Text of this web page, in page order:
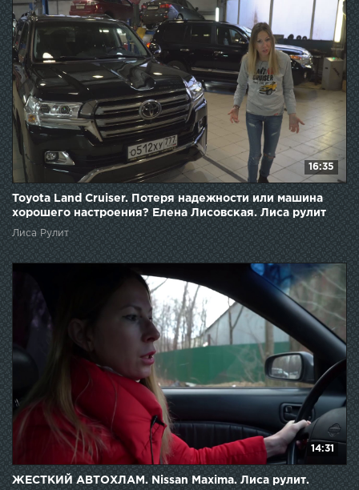
16:35
Toyota Land Cruiser. Потеря надежности или машина
хорошего настроения? Елена Лисовская. Лиса рулит
Лиса Рулит
14:31
ЖЕСТКИЙ АВТОХЛАМ. Nissan Maxima. Лиса рулит.